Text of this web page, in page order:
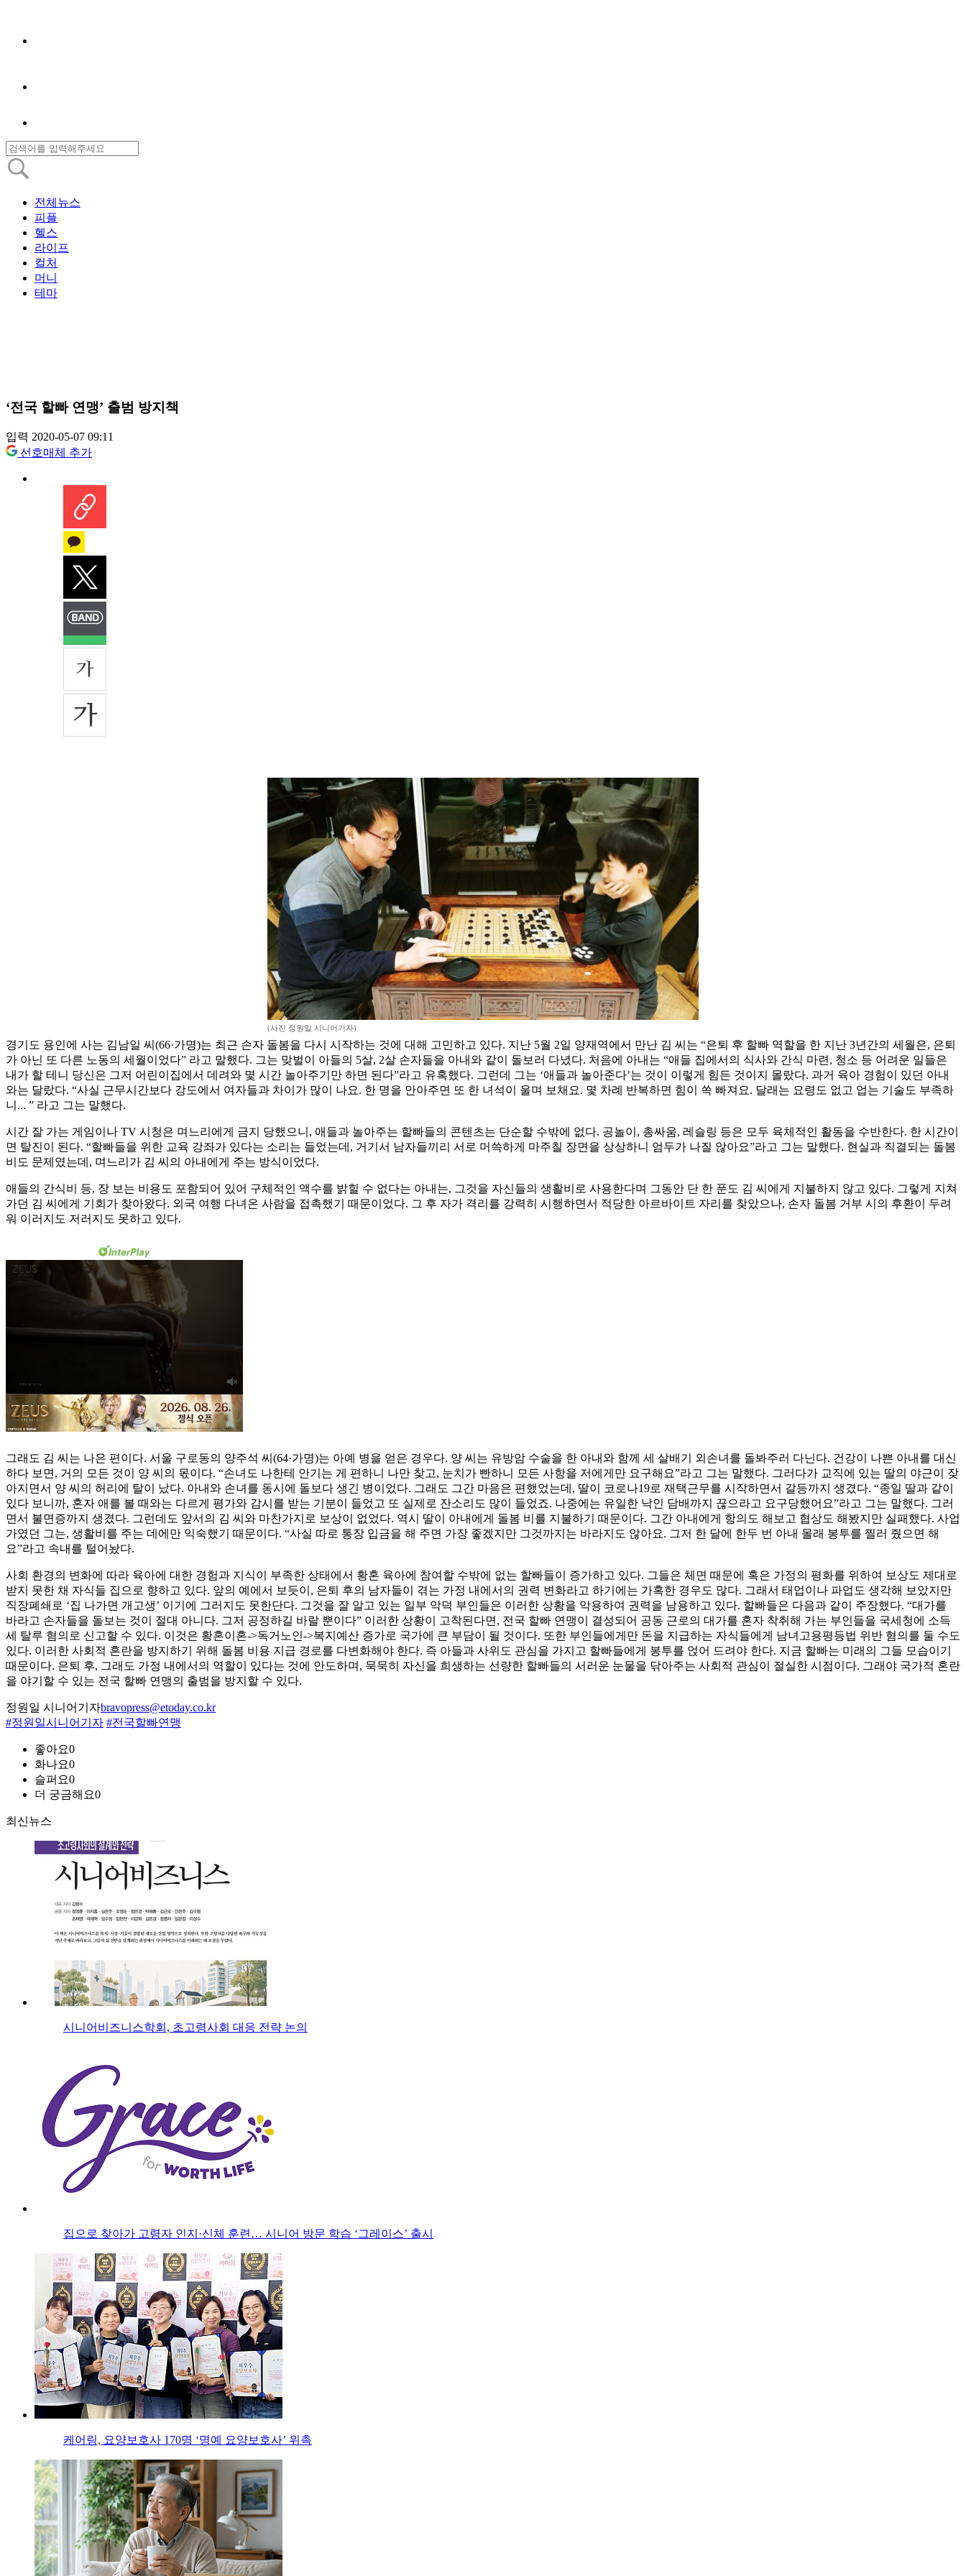
전체뉴스
피플
헬스
라이프
컬처
머니
테마
‘전국 할빠 연맹’ 출범 방지책
입력 2020-05-07 09:11
선호매체 추가
(사진 정원일 시니어기자)
경기도 용인에 사는 김남일 씨(66·가명)는 최근 손자 돌봄을 다시 시작하는 것에 대해 고민하고 있다. 지난 5월 2일 양재역에서 만난 김 씨는 “은퇴 후 할빠 역할을 한 지난 3년간의 세월은, 은퇴
가 아닌 또 다른 노동의 세월이었다” 라고 말했다. 그는 맞벌이 아들의 5살, 2살 손자들을 아내와 같이 돌보러 다녔다. 처음에 아내는 “애들 집에서의 식사와 간식 마련, 청소 등 어려운 일들은
내가 할 테니 당신은 그저 어린이집에서 데려와 몇 시간 놀아주기만 하면 된다”라고 유혹했다. 그런데 그는 ‘애들과 놀아준다’는 것이 이렇게 힘든 것이지 몰랐다. 과거 육아 경험이 있던 아내
와는 달랐다. “사실 근무시간보다 강도에서 여자들과 차이가 많이 나요. 한 명을 안아주면 또 한 녀석이 울며 보채요. 몇 차례 반복하면 힘이 쏙 빠져요. 달래는 요령도 없고 업는 기술도 부족하
니... ” 라고 그는 말했다.
시간 잘 가는 게임이나 TV 시청은 며느리에게 금지 당했으니, 애들과 놀아주는 할빠들의 콘텐츠는 단순할 수밖에 없다. 공놀이, 총싸움, 레슬링 등은 모두 육체적인 활동을 수반한다. 한 시간이
면 탈진이 된다. “할빠들을 위한 교육 강좌가 있다는 소리는 들었는데, 거기서 남자들끼리 서로 머쓱하게 마주칠 장면을 상상하니 엄두가 나질 않아요”라고 그는 말했다. 현실과 직결되는 돌봄
비도 문제였는데, 며느리가 김 씨의 아내에게 주는 방식이었다.
애들의 간식비 등, 장 보는 비용도 포함되어 있어 구체적인 액수를 밝힐 수 없다는 아내는, 그것을 자신들의 생활비로 사용한다며 그동안 단 한 푼도 김 씨에게 지불하지 않고 있다. 그렇게 지쳐
가던 김 씨에게 기회가 찾아왔다. 외국 여행 다녀온 사람을 접촉했기 때문이었다. 그 후 자가 격리를 강력히 시행하면서 적당한 아르바이트 자리를 찾았으나, 손자 돌봄 거부 시의 후환이 두려
워 이러지도 저러지도 못하고 있다.
그래도 김 씨는 나은 편이다. 서울 구로동의 양주석 씨(64·가명)는 아예 병을 얻은 경우다. 양 씨는 유방암 수술을 한 아내와 함께 세 살배기 외손녀를 돌봐주러 다닌다. 건강이 나쁜 아내를 대신
하다 보면, 거의 모든 것이 양 씨의 몫이다. “손녀도 나한테 안기는 게 편하니 나만 찾고, 눈치가 빤하니 모든 사항을 저에게만 요구해요”라고 그는 말했다. 그러다가 교직에 있는 딸의 야근이 잦
아지면서 양 씨의 허리에 탈이 났다. 아내와 손녀를 동시에 돌보다 생긴 병이었다. 그래도 그간 마음은 편했었는데, 딸이 코로나19로 재택근무를 시작하면서 갈등까지 생겼다. “종일 딸과 같이
있다 보니까, 혼자 애를 볼 때와는 다르게 평가와 감시를 받는 기분이 들었고 또 실제로 잔소리도 많이 들었죠. 나중에는 유일한 낙인 담배까지 끊으라고 요구당했어요”라고 그는 말했다. 그러
면서 불면증까지 생겼다. 그런데도 앞서의 김 씨와 마찬가지로 보상이 없었다. 역시 딸이 아내에게 돌봄 비를 지불하기 때문이다. 그간 아내에게 항의도 해보고 협상도 해봤지만 실패했다. 사업
가였던 그는, 생활비를 주는 데에만 익숙했기 때문이다. “사실 따로 통장 입금을 해 주면 가장 좋겠지만 그것까지는 바라지도 않아요. 그저 한 달에 한두 번 아내 몰래 봉투를 찔러 줬으면 해
요”라고 속내를 털어놨다.
사회 환경의 변화에 따라 육아에 대한 경험과 지식이 부족한 상태에서 황혼 육아에 참여할 수밖에 없는 할빠들이 증가하고 있다. 그들은 체면 때문에 혹은 가정의 평화를 위하여 보상도 제대로
받지 못한 채 자식들 집으로 향하고 있다. 앞의 예에서 보듯이, 은퇴 후의 남자들이 겪는 가정 내에서의 권력 변화라고 하기에는 가혹한 경우도 많다. 그래서 태업이나 파업도 생각해 보았지만
직장폐쇄로 ‘집 나가면 개고생’ 이기에 그러지도 못한단다. 그것을 잘 알고 있는 일부 악덕 부인들은 이러한 상황을 악용하여 권력을 남용하고 있다. 할빠들은 다음과 같이 주장했다. “대가를
바라고 손자들을 돌보는 것이 절대 아니다. 그저 공정하길 바랄 뿐이다” 이러한 상황이 고착된다면, 전국 할빠 연맹이 결성되어 공동 근로의 대가를 혼자 착취해 가는 부인들을 국세청에 소득
세 탈루 혐의로 신고할 수 있다. 이것은 황혼이혼->독거노인->복지예산 증가로 국가에 큰 부담이 될 것이다. 또한 부인들에게만 돈을 지급하는 자식들에게 남녀고용평등법 위반 혐의를 둘 수도
있다. 이러한 사회적 혼란을 방지하기 위해 돌봄 비용 지급 경로를 다변화해야 한다. 즉 아들과 사위도 관심을 가지고 할빠들에게 봉투를 얹어 드려야 한다. 지금 할빠는 미래의 그들 모습이기
때문이다. 은퇴 후, 그래도 가정 내에서의 역할이 있다는 것에 안도하며, 묵묵히 자신을 희생하는 선량한 할빠들의 서러운 눈물을 닦아주는 사회적 관심이 절실한 시점이다. 그래야 국가적 혼란
을 야기할 수 있는 전국 할빠 연맹의 출범을 방지할 수 있다.
정원일 시니어기자bravopress@etoday.co.kr
#정원일시니어기자 #전국할빠연맹
좋아요0
화나요0
슬퍼요0
더 궁금해요0
최신뉴스
시니어비즈니스학회, 초고령사회 대응 전략 논의
집으로 찾아가 고령자 인지·신체 훈련… 시니어 방문 학습 ‘그레이스’ 출시
케어링, 요양보호사 170명 ‘명예 요양보호사’ 위촉